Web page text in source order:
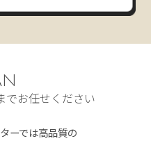
でお任せください
ーでは高品質の